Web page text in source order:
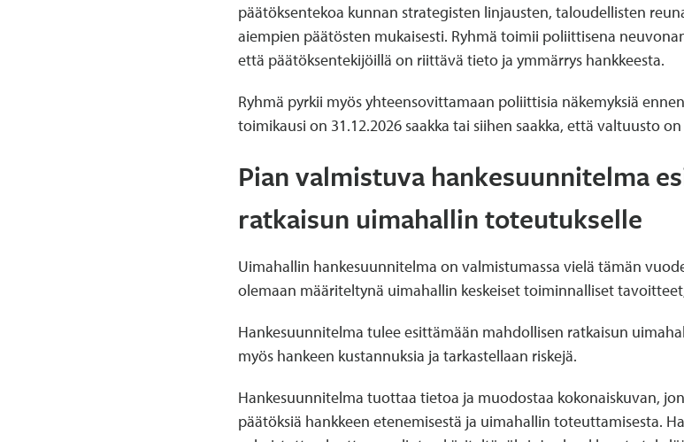
päätöksentekoa kunnan strategisten linjausten, taloudellisten
aiempien päätösten mukaisesti. Ryhmä toimii poliittisena
että päätöksentekijöillä on riittävä tieto ja ymmärrys hankkeesta.
Ryhmä pyrkii myös yhteensovittamaan poliittisia näkemyksiä
toimikausi on 31.12.2026 saakka tai siihen saakka, että valtuusto
Pian valmistuva hankesuunnitelma
ratkaisun uimahallin toteutukselle
Uimahallin hankesuunnitelma on valmistumassa vielä tämän
olemaan määriteltynä uimahallin keskeiset toiminnalliset
Hankesuunnitelma tulee esittämään mahdollisen ratkaisun
myös hankeen kustannuksia ja tarkastellaan riskejä.
Hankesuunnitelma tuottaa tietoa ja muodostaa kokonaiskuvan,
päätöksiä hankkeen etenemisestä ja uimahallin toteuttamisesta.